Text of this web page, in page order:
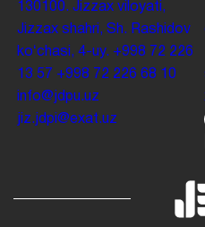
130100. Jizzax viloyati,
Jizzax shahri, Sh. Rashidov
koʻchasi, 4-uy. +998 72 226
13 57 +998 72 226 68 10
info@jdpu.uz
jiz.jdpi@exat.uz